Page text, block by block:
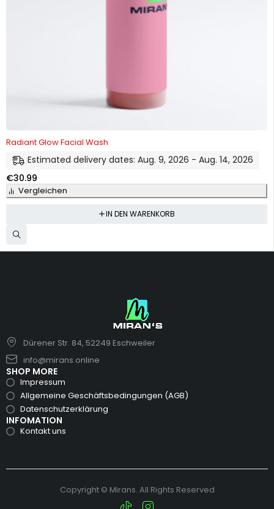
Radiant Glow Facial Wash
Estimated delivery dates: Aug. 9, 2026 - Aug. 14, 2026
€30.99
Vergleichen
IN DEN WARENKORB
Dürener Str. 84, 52249 Eschweiler
info@mirans.online
SHOP MORE
Impressum
Allgemeine Geschäftsbedingungen (AGB)
Datenschutzerklärung
INFOMATION
Kontakt uns
Copyright © Mirans. All Rights Reserved